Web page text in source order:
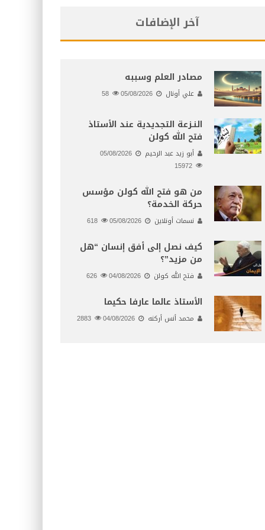
آخر الإضافات
مصادر العلم وسببه
علي أونال 05/08/2026
النـزعة التجديدية عند الأستاذ
فتح الله كولن
أبو زيد عبد الرحيم
05/08/2026
من هو فتح الله كولن مؤسس
حركة الخدمة؟
نسمات أونلاين 05/08/2026
كيف نصل إلى أفق إنسان “هل
من مزيد”؟
فتح الله كولن 04/08/2026
الأستاذ عالما عارفا حكيما
محمد أنس أركنه 04/08/2026